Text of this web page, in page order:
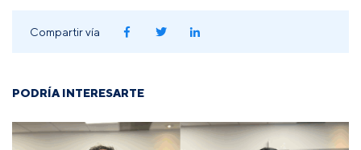
Compartir vía
PODRÍA INTERESARTE